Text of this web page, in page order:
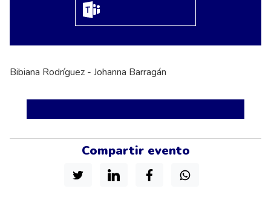
Compartir evento
Bibiana Rodríguez - Johanna Barragán